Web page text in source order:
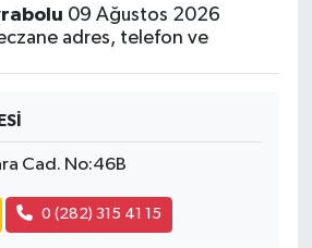
09 Ağustos 2026
adres, telefon ve
Cad. No:46B
0 (282) 315 41 15